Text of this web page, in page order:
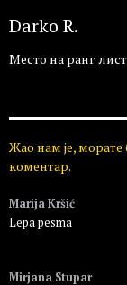
Darko R.
Место на ранг
Жао нам је,
коментар.
Marija Kršić
Lepa pesma
Mirjana Stupar